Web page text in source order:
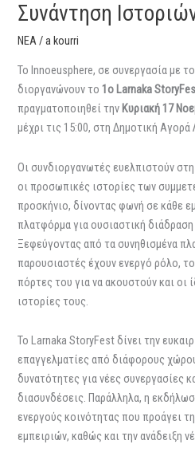
Συνάντηση
ΝΕΑ/a kourri
Το Innoeusphere, σε συνεργασία με
διοργανώνουν το1ο Larnaka
πραγματοποιηθεί την Κυριακή 17
μέχρι τις 15:00, στη Δημοτική Αγορά
Οι συνδιοργανωτές ευελπιστούν
οι προσωπικές ιστορίες των
προσκήνιο, δίνοντας φωνή σε κάθε
πλατφόρμα για ουσιαστική διάδραση
Ξεφεύγοντας από τα συνηθισμένα
παρουσιαστές έχουν ενεργό ρόλο,
πόρτες του για να ακουστούν και οι
ιστορίες τους.
Το Larnaka StoryFest δίνει την
επαγγελματίες από διάφορους
δυνατότητες για νέες συνεργασίες
διασυνδέσεις. Παράλληλα, η
ενεργούς κοινότητας που προάγει
εμπειριών, καθώς και την ανάδειξη